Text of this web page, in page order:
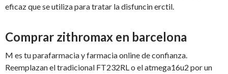
eficaz que se utiliza para tratar la disfuncin erctil.
Comprar zithromax en barcelona
M es tu parafarmacia y farmacia online de confianza.
Reemplazan el tradicional FT232RL o el atmega16u2 por un